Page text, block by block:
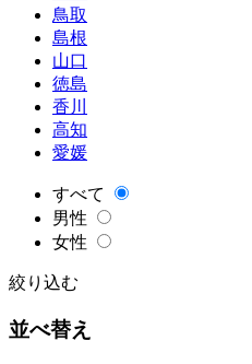
鳥取
島根
山口
徳島
香川
高知
愛媛
すべて
男性
女性
絞り込む
並べ替え